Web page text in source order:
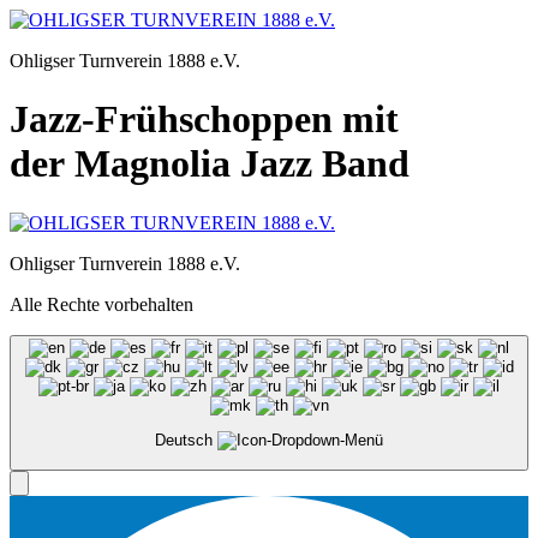
Zum
springen
Ohligser Turnverein 1888 e.V.
Jazz-Frühschoppen mit
der Magnolia Jazz Band
Ohligser Turnverein 1888 e.V.
Alle Rechte vorbehalten
Deutsch